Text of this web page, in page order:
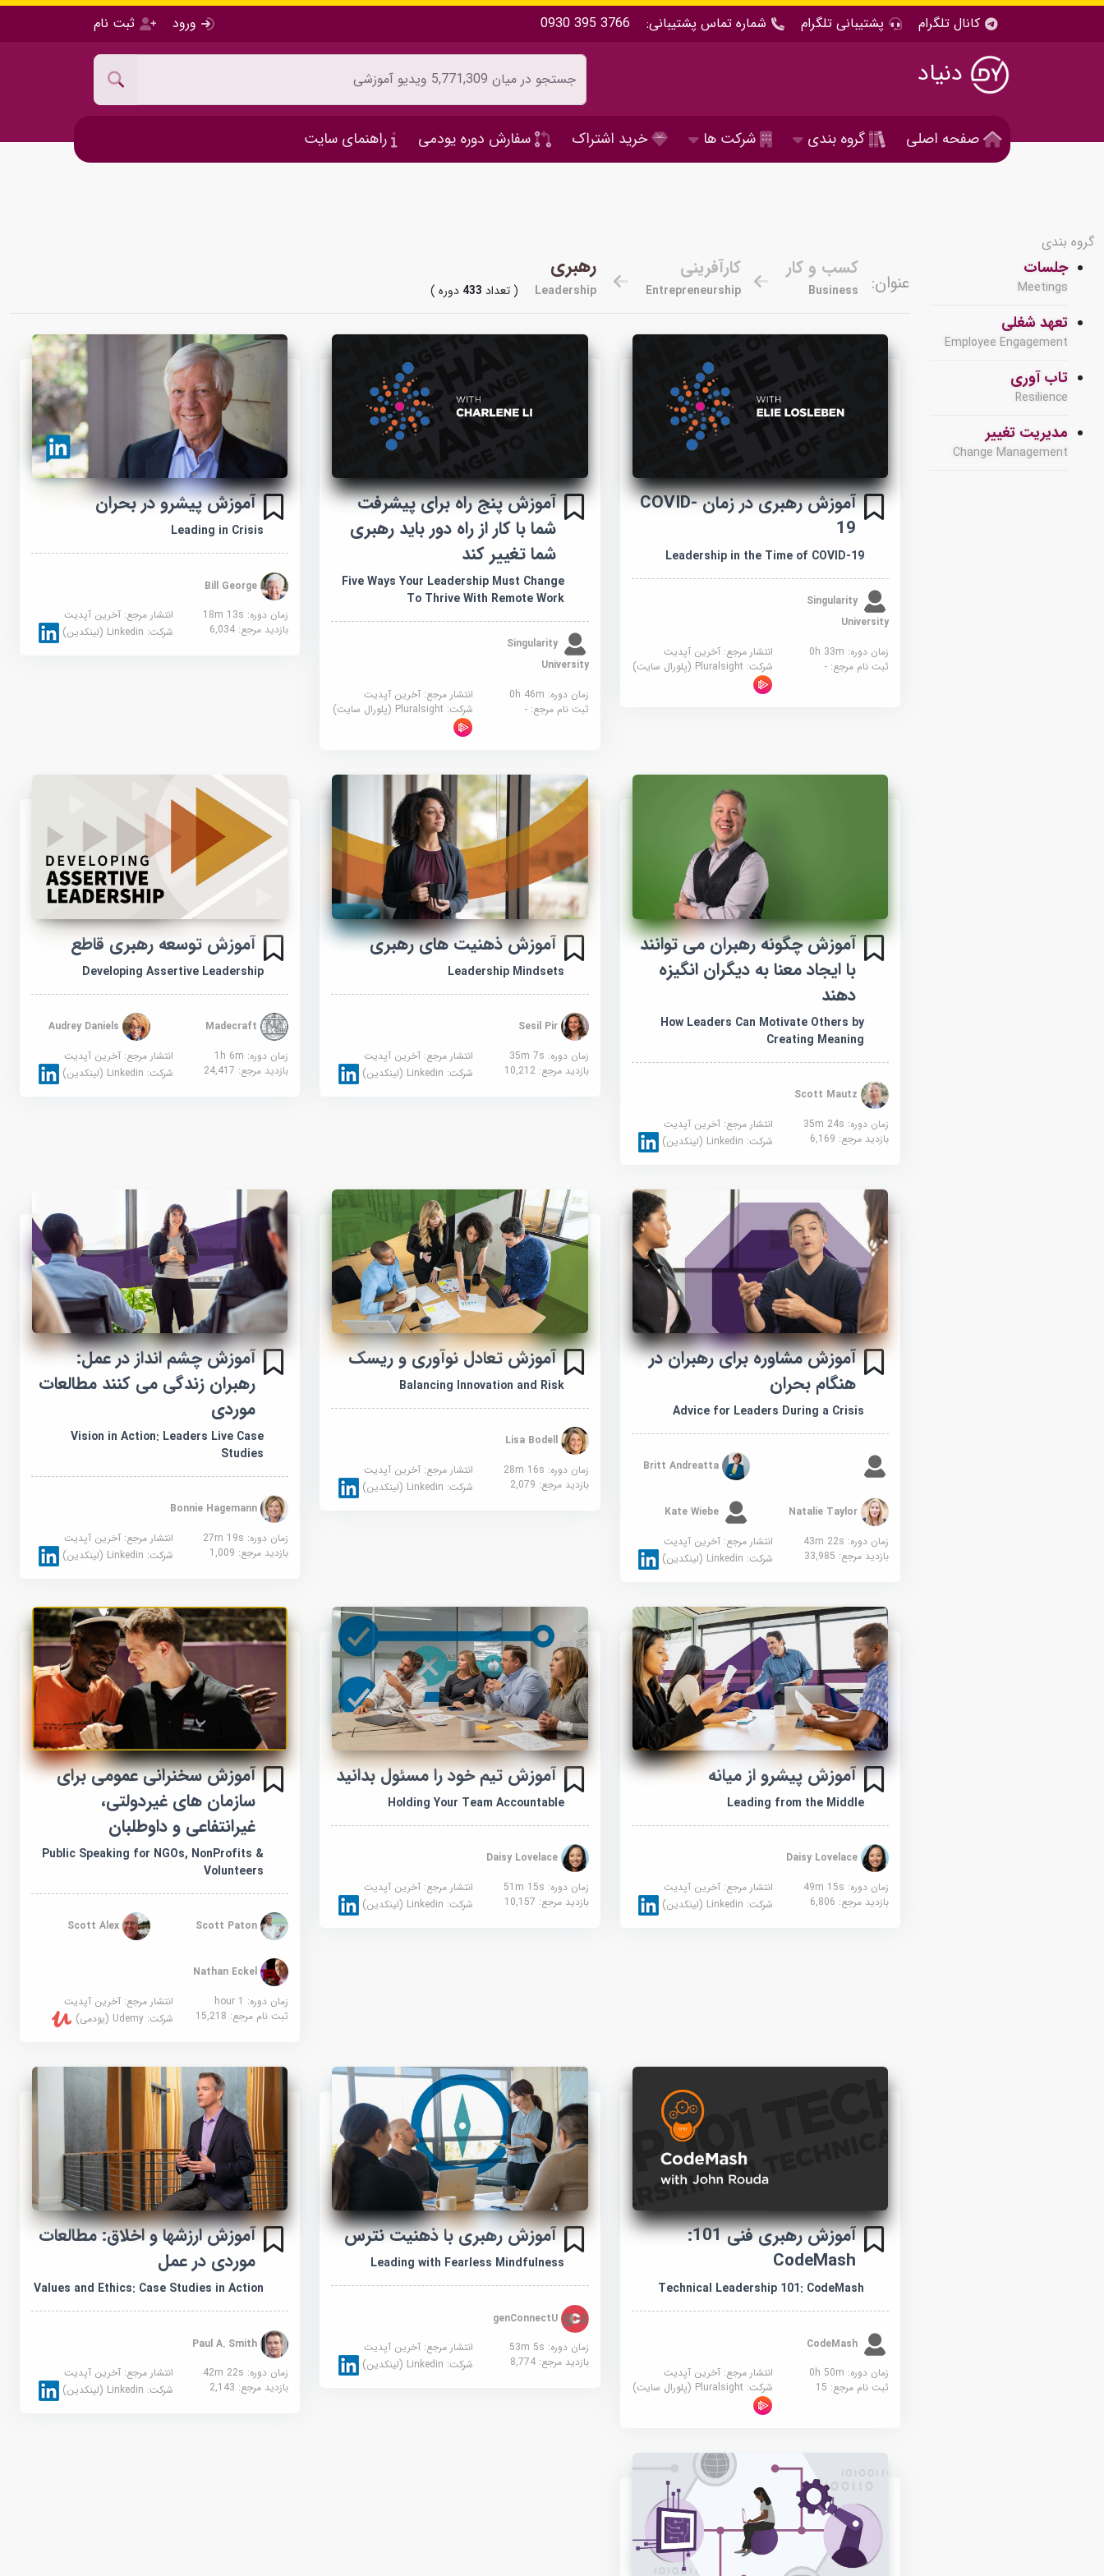
کانال تلگرام پشتیبانی تلگرام شماره تماس پشتیبانی: 0930 395 3766 ورود ثبت نام
دنیاد
صفحه اصلی گروه بندی شرکت ها خرید اشتراک سفارش دوره یودمی راهنمای سایت
گروه بندی
جلسات
Meetings
تعهد شغلی
Employee Engagement
تاب آوری
Resilience
مدیریت تغییر
Change Management
عنوان:
کسب و کار
Business
کارآفرینی
Entrepreneurship
رهبری
Leadership ( تعداد 433 دوره )
آموزش رهبری در زمان COVID-
19
Leadership in the Time of COVID-19
Singularity
University
زمان دوره: 0h 33m
انتشار مرجع: آخرین آپدیت
ثبت نام مرجع: - شرکت: Pluralsight (پلورال سایت)
آموزش پنج راه برای پیشرفت
شما با کار از راه دور باید رهبری
شما تغییر کند
Five Ways Your Leadership Must Change
To Thrive With Remote Work
Singularity
University
زمان دوره: 0h 46m
انتشار مرجع: آخرین آپدیت
ثبت نام مرجع:- شرکت: Pluralsight (پلورال سایت)
آموزش پیشرو در بحران
Leading in Crisis
Bill George
زمان دوره: 18m 13s
انتشار مرجع:آخرین آپدیت
بازدید مرجع: 6,034 شرکت: Linkedin (لینکدین)
آموزش چگونه رهبران می توانند
با ایجاد معنا به دیگران انگیزه
دهند
How Leaders Can Motivate Others by
Creating Meaning
زمان دوره: 35m 24s
انتشار مرجع: آخرین آپدیت
بازدید مرجع: 6,169 شرکت: Linkedin (لینکدین)
آموزش ذهنیت های رهبری
Leadership Mindsets
Sesil Pir
زمان دوره: 35m 7s
انتشار مرجع: آخرین آپدیت
بازدید مرجع:10,212 شرکت: Linkedin (لینکدین)
آموزش توسعه رهبری قاطع
Developing Assertive Leadership
Madecraft
زمان دوره: 1h 6m
انتشار مرجع:آخرین آپدیت
بازدید مرجع: 24,417 شرکت: Linkedin (لینکدین)
آموزش مشاوره برای رهبران در
هنگام بحران
Advice for Leaders During a Crisis
Britt Andreatta
زمان دوره: 43m 22s
انتشار مرجع: آخرین آپدیت
بازدید مرجع: 33,985 شرکت: Linkedin (لینکدین)
آموزش تعادل نوآوری و ریسک
Balancing Innovation and Risk
Lisa Bodell
زمان دوره: 28m 16s
انتشار مرجع: آخرین آپدیت
بازدید مرجع: 2,079 شرکت: Linkedin (لینکدین)
آموزش چشم انداز در عمل:
رهبران زندگی می کنند مطالعات
موردی
Vision in Action: Leaders Live Case
Studies
Bonnie Hagemann
زمان دوره: 27m 19s
انتشار مرجع:آخرین آپدیت
بازدید مرجع: 1,009 شرکت: Linkedin (لینکدین)
آموزش پیشرو از میانه
Leading from the Middle
زمان دوره: 49m 15s
انتشار مرجع: آخرین آپدیت
بازدید مرجع: 6,806 شرکت: Linkedin (لینکدین)
آموزش تیم خود را مسئول بدانید
Holding Your Team Accountable
Daisy Lovelace
زمان دوره: 51m 15s
انتشار مرجع: آخرین آپدیت
بازدید مرجع: 10,157 شرکت: Linkedin (لینکدین)
آموزش سخنرانی عمومی برای
سازمان های غیردولتی،
غیرانتفاعی و داوطلبان
Public Speaking for NGOs, NonProfits &
Volunteers
Scott Paton
Scott Alex
Nathan Eckel
زمان دوره: 1 hour
انتشار مرجع:آخرین آپدیت
ثبت نام مرجع: 15,218 شرکت:Udemy (یودمی)
آموزش رهبری فنی 101:
CodeMash
Technical Leadership 101: CodeMash
زمان دوره: 0h 50m
انتشار مرجع: آخرین آپدیت
ثبت نام مرجع: 15 شرکت: Pluralsight (پلورال سایت)
آموزش رهبری با ذهنیت نترس
Leading with Fearless Mindfulness
genConnectU
زمان دوره: 53m 5s
انتشار مرجع: آخرین آپدیت
بازدید مرجع:8,774 شرکت: Linkedin (لینکدین)
آموزش ارزشها و اخلاق: مطالعات
موردی در عمل
Values and Ethics: Case Studies in Action
Paul A. Smith
زمان دوره: 42m 22s
انتشار مرجع:آخرین آپدیت
بازدید مرجع: 2,143 شرکت: Linkedin (لینکدین)